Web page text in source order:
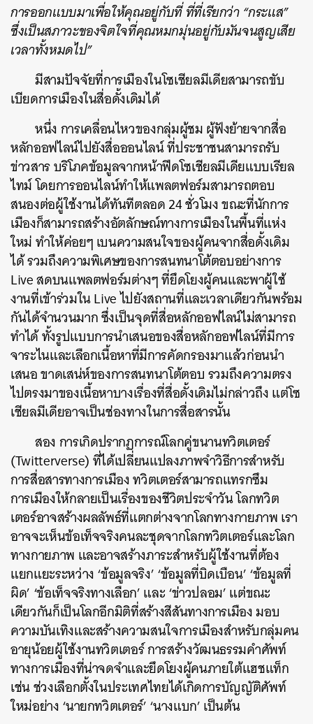
การออกแบบมาเพื่อให้คุณอยู่กับที่ ที่ที่เรียกว่า “กระแส”
ซึ่งเป็นสภาวะของจิตใจที่คุณหมกมุ่นอยู่กับมันจนสูญเสีย
เวลาทั้งหมดไป”
มีสามปัจจัยที่การเมืองในโซเชียลมีเดียสามารถขับ
เบียดการเมืองในสื่อดั้งเดิมได้
หนึ่ง การเคลื่อนไหวของกลุ่มผู้ชม ผู้ฟังย้ายจากสื่อ
หลักออฟไลน์ไปยังสื่อออนไลน์ ที่ประชาชนสามารถรับ
ข่าวสาร บริโภคข้อมูลจากหน้าฟีดโซเชียลมีเดียแบบเรียล
ไทม์ โดยการออนไลน์ทำให้แพลตฟอร์มสามารถตอบ
สนองต่อผู้ใช้งานได้ทันทีตลอด 24 ชั่วโมง ขณะที่นักการ
เมืองก็สามารถสร้างอัตลักษณ์ทางการเมืองในพื้นที่แห่ง
ใหม่ ทำให้ค่อยๆ เบนความสนใจของผู้คนจากสื่อดั้งเดิม
ได้ รวมถึงความพิเศษของการสนทนาโต้ตอบอย่างการ
Live สดบนแพลตฟอร์มต่างๆ ที่ยึดโยงผู้คนและพาผู้ใช้
งานที่เข้าร่วมใน Live ไปยังสถานที่และเวลาเดียวกันพร้อม
กันได้จำนวนมาก ซึ่งเป็นจุดที่สื่อหลักออฟไลน์ไม่สามารถ
ทำได้ ทั้งรูปแบบการนำเสนอของสื่อหลักออฟไลน์ที่มีการ
จาระไนและเลือกเนื้อหาที่มีการคัดกรองมาแล้วก่อนนำ
เสนอ ขาดเสน่ห์ของการสนทนาโต้ตอบ รวมถึงความตรง
ไปตรงมาของเนื้อหาบางเรื่องที่สื่อดั้งเดิมไม่กล่าวถึง แต่โซ
เชียลมีเดียอาจเป็นช่องทางในการสื่อสารนั้น
สอง การเกิดปรากฏการณ์โลกคู่ขนานทวิตเตอร์
(Twitterverse) ที่ได้เปลี่ยนแปลงภาพจำวิธีการสำหรับ
การสื่อสารทางการเมือง ทวิตเตอร์สามารถแทรกซึม
การเมืองให้กลายเป็นเรื่องของชีวิตประจำวัน โลกทวิต
เตอร์อาจสร้างผลลัพธ์ที่แตกต่างจากโลกทางกายภาพ เรา
อาจจะเห็นข้อเท็จจริงคนละชุดจากโลกทวิตเตอร์และโลก
ทางกายภาพ และอาจสร้างภาระสำหรับผู้ใช้งานที่ต้อง
แยกแยะระหว่าง ‘ข้อมูลจริง’ ‘ข้อมูลที่บิดเบือน’ ‘ข้อมูลที่
ผิด’ ‘ข้อเท็จจริงทางเลือก’ และ ‘ข่าวปลอม’ แต่ขณะ
เดียวกันก็เป็นโลกอีกมิติที่สร้างสีสันทางการเมือง มอบ
ความบันเทิงและสร้างความสนใจการเมืองสำหรับกลุ่มคน
อายุน้อยผู้ใช้งานทวิตเตอร์ การสร้างวัฒนธรรมคำศัพท์
ทางการเมืองที่น่าจดจำและยึดโยงผู้คนภายใต้แฮชแท็ก
เช่น ช่วงเลือกตั้งในประเทศไทยได้เกิดการบัญญัติศัพท์
ใหม่อย่าง ‘นายกทวิตเตอร์’ ‘นางแบก’ เป็นต้น